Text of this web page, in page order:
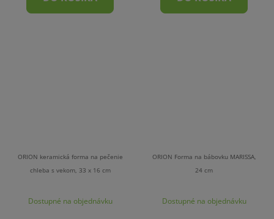
ORION keramická forma na pečenie
chleba s vekom, 33 x 16 cm
Dostupné na objednávku
ORION Forma na bábovku MARISSA,
24 cm
Dostupné na objednávku